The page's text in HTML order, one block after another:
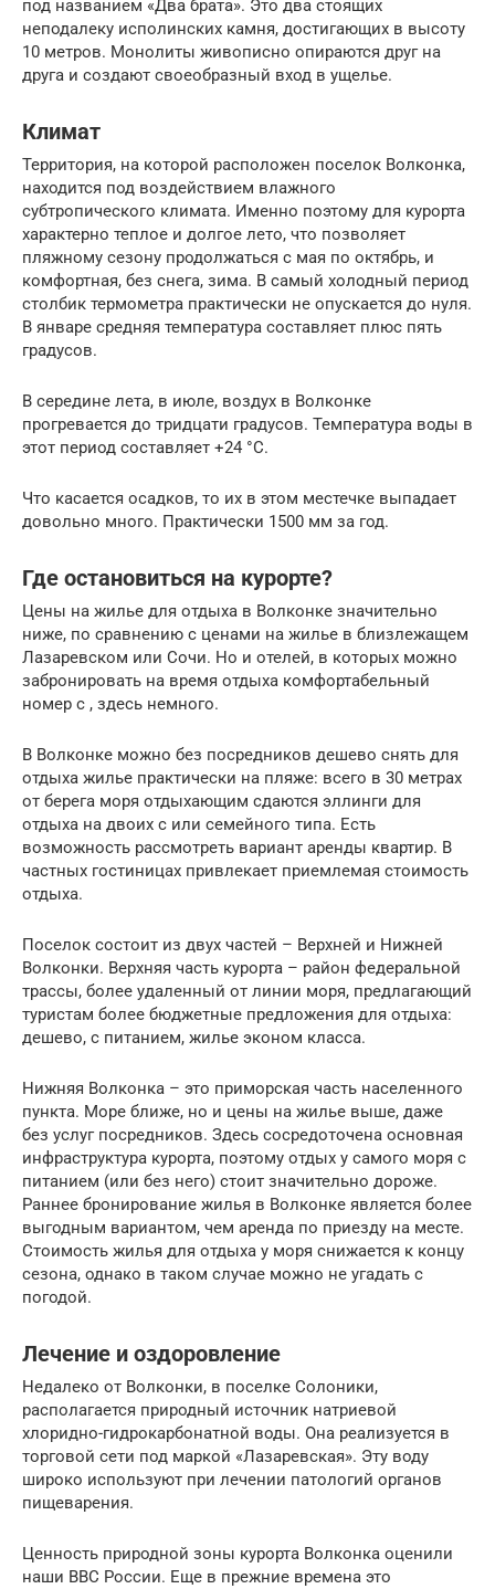
под названием «Два брата». Это два стоящих
неподалеку исполинских камня, достигающих в высоту
10 метров. Монолиты живописно опираются друг на
друга и создают своеобразный вход в ущелье.
Климат
Территория, на которой расположен поселок Волконка,
находится под воздействием влажного
субтропического климата. Именно поэтому для курорта
характерно теплое и долгое лето, что позволяет
пляжному сезону продолжаться с мая по октябрь, и
комфортная, без снега, зима. В самый холодный период
столбик термометра практически не опускается до нуля.
В январе средняя температура составляет плюс пять
градусов.
В середине лета, в июле, воздух в Волконке
прогревается до тридцати градусов. Температура воды в
этот период составляет +24 °С.
Что касается осадков, то их в этом местечке выпадает
довольно много. Практически 1500 мм за год.
Где остановиться на курорте?
Цены на жилье для отдыха в Волконке значительно
ниже, по сравнению с ценами на жилье в близлежащем
Лазаревском или Сочи. Но и отелей, в которых можно
забронировать на время отдыха комфортабельный
номер с , здесь немного.
В Волконке можно без посредников дешево снять для
отдыха жилье практически на пляже: всего в 30 метрах
от берега моря отдыхающим сдаются эллинги для
отдыха на двоих с или семейного типа. Есть
возможность рассмотреть вариант аренды квартир. В
частных гостиницах привлекает приемлемая стоимость
отдыха.
Поселок состоит из двух частей – Верхней и Нижней
Волконки. Верхняя часть курорта – район федеральной
трассы, более удаленный от линии моря, предлагающий
туристам более бюджетные предложения для отдыха:
дешево, с питанием, жилье эконом класса.
Нижняя Волконка – это приморская часть населенного
пункта. Море ближе, но и цены на жилье выше, даже
без услуг посредников. Здесь сосредоточена основная
инфраструктура курорта, поэтому отдых у самого моря с
питанием (или без него) стоит значительно дороже.
Раннее бронирование жилья в Волконке является более
выгодным вариантом, чем аренда по приезду на месте.
Стоимость жилья для отдыха у моря снижается к концу
сезона, однако в таком случае можно не угадать с
погодой.
Лечение и оздоровление
Недалеко от Волконки, в поселке Солоники,
располагается природный источник натриевой
хлоридно-гидрокарбонатной воды. Она реализуется в
торговой сети под маркой «Лазаревская». Эту воду
широко используют при лечении патологий органов
пищеварения.
Ценность природной зоны курорта Волконка оценили
наши ВВС России. Еще в прежние времена это